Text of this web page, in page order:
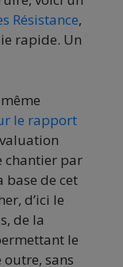
Résistance,
rapide. Un
le rapport
chantier par
base de cet
d’ici le
de la
le
sans